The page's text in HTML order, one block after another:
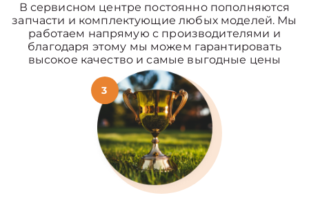
В сервисном центре постоянно пополняются
запчасти и комплектующие любых моделей. Мы
работаем напрямую с производителями и
благодаря этому мы можем гарантировать
высокое качество и самые выгодные цены
3